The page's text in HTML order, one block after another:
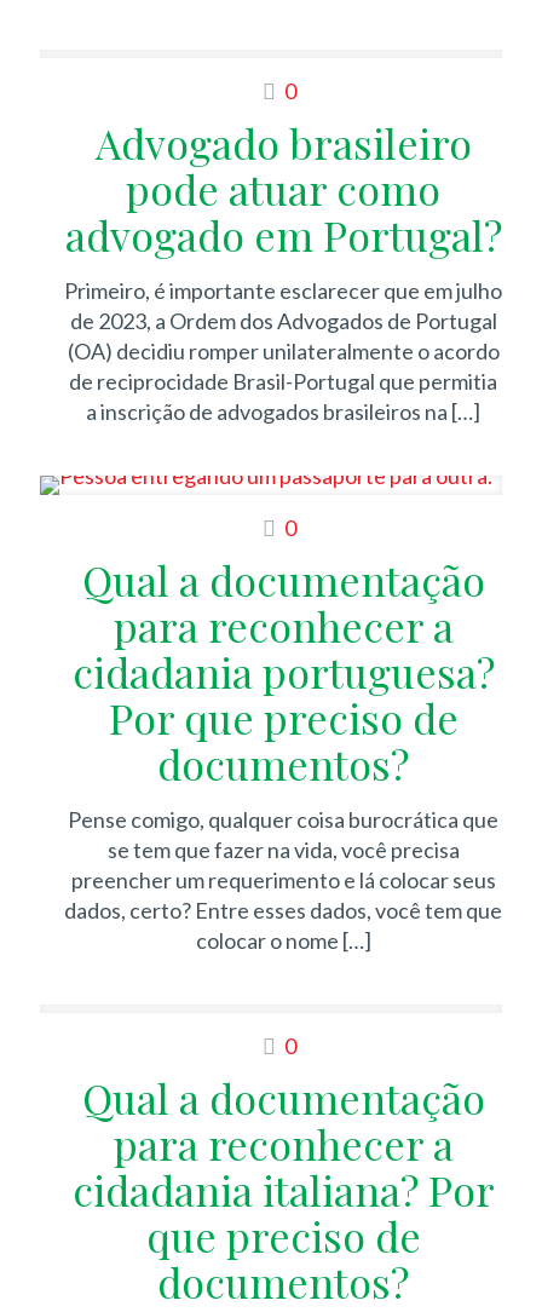
0
Advogado brasileiro
pode atuar como
advogado em Portugal?
Primeiro, é importante esclarecer que em julho
de 2023, a Ordem dos Advogados de Portugal
(OA) decidiu romper unilateralmente o acordo
de reciprocidade Brasil-Portugal que permitia
a inscrição de advogados brasileiros na […]
0
Qual a documentação
para reconhecer a
cidadania portuguesa?
Por que preciso de
documentos?
Pense comigo, qualquer coisa burocrática que
se tem que fazer na vida, você precisa
preencher um requerimento e lá colocar seus
dados, certo? Entre esses dados, você tem que
colocar o nome […]
0
Qual a documentação
para reconhecer a
cidadania italiana? Por
que preciso de
documentos?